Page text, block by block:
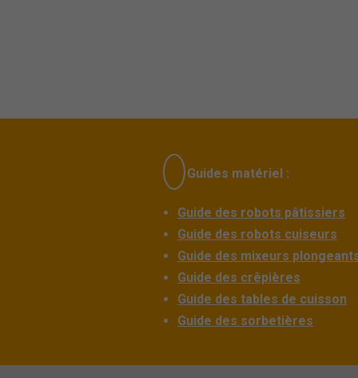
Guides matériel :
Guide des robots pâtissiers
Guide des robots cuiseurs
Guide des mixeurs
Guide des crêpières
Guide des tables de cuisson
Guide des sorbetières